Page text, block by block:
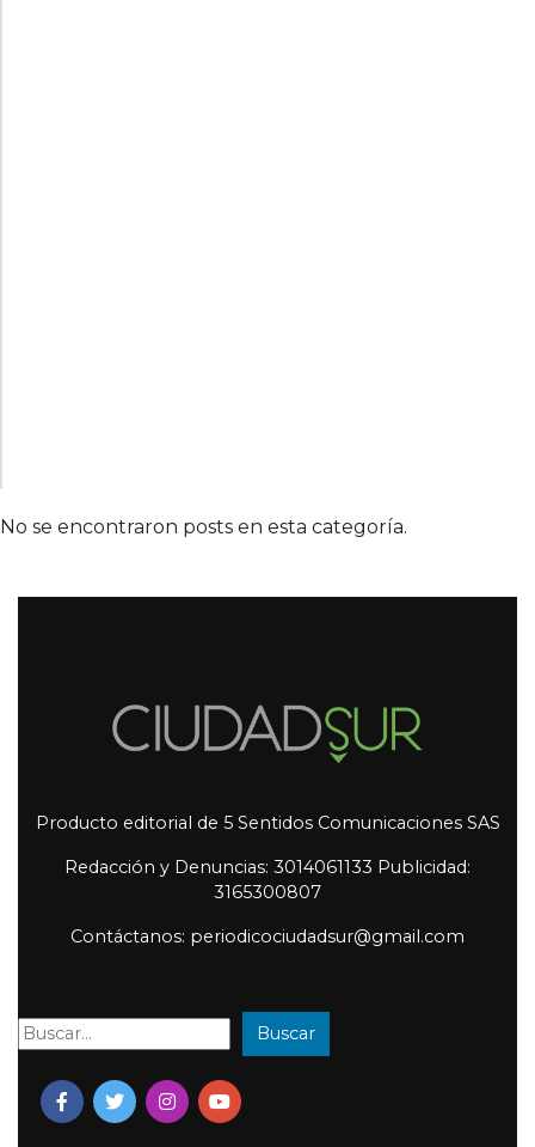
No se encontraron posts en esta categoría.
Producto editorial de 5 Sentidos Comunicaciones SAS
Redacción y Denuncias: 3014061133 Publicidad:
3165300807
Contáctanos: periodicociudadsur@gmail.com
Buscar: Buscar